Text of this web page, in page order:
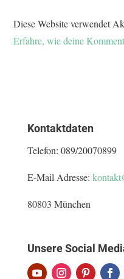
Diese Website verwendet
Erfahre, wie deine
Kontaktdaten
Telefon: 089/20070899
E-Mail Adresse:
80803 München
Unsere Social